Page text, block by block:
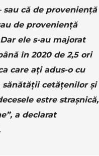
sau că de proveniență
de proveniență
ele s-au majorat
în 2020 de 2,5 ori
care ați adus-o cu
sănătății cetățenilor și
estre strașnică,
a declarat